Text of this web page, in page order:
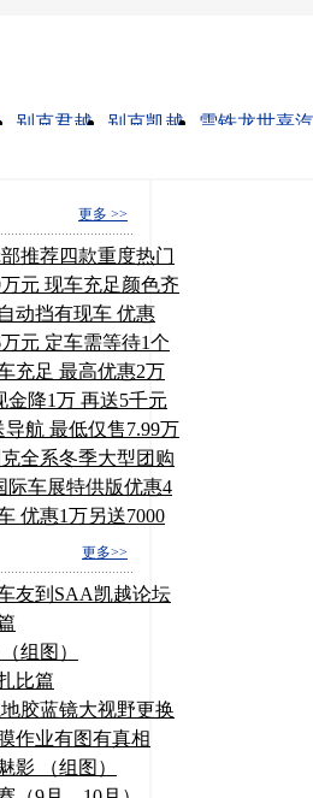
别克君越 别克凯越
雪铁龙世嘉
更多 >>
推荐四款重度热门
元 现车充足颜色齐
动挡有现车 优惠
元 定车需等待1个
充足 最高优惠2万
金降1万 再送5千元
航 最低仅售7.99万
全系冬季大型团购
际车展特供版优惠4
优惠1万另送7000
更多>>
友到SAA凯越论坛
组图）
比篇
胶蓝镜大视野更换
作业有图有真相
影 （组图）